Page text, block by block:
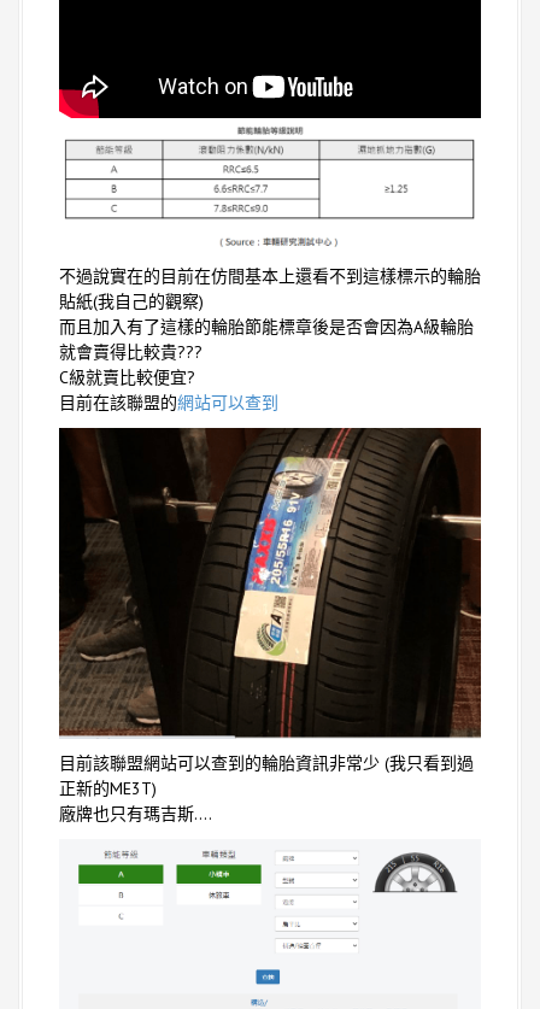
不過說實在的目前在仿間基本上還看不到這樣標示的輪胎
貼紙(我自己的觀察)
而且加入有了這樣的輪胎節能標章後是否會因為A級輪胎
就會賣得比較貴???
C級就賣比較便宜?
目前在該聯盟的網站可以查到
目前該聯盟網站可以查到的輪胎資訊非常少 (我只看到過
正新的ME3T)
廠牌也只有瑪吉斯….